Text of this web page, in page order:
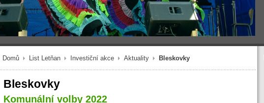
Domů List Letňan Investiční akce Aktuality Bleskovky
Bleskovky
Komunální volby 2022